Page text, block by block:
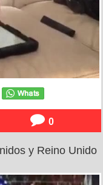
0
y Reino Unido